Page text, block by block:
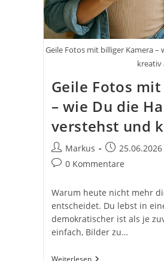
Geile Fotos mit billiger Kamera
kreativ
Geile Fotos
– wie Du die
verstehst und
Beitrags-
Autor:
Markus
Beitrag
veröffentlicht:
25.06.2026
Beitrags-
0 Kommentare
Warum heute nicht mehr
entscheidet. Du lebst in
demokratischer ist als je
einfach, Bilder zu…
Weiterlesen